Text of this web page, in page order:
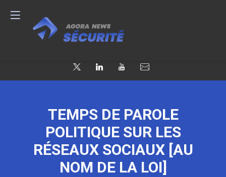
TEMPS DE PAROLE
POLITIQUE SUR LES
RÉSEAUX SOCIAUX [AU
NOM DE LA LOI]